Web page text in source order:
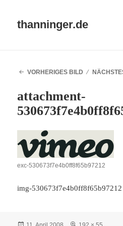
thanninger.de
VORHERIGES BILD
attachment-
exc-530673f7e4b0ff8f65b97212
img-530673f7e4b0ff8f65b97212
Veröffentlicht
Volle